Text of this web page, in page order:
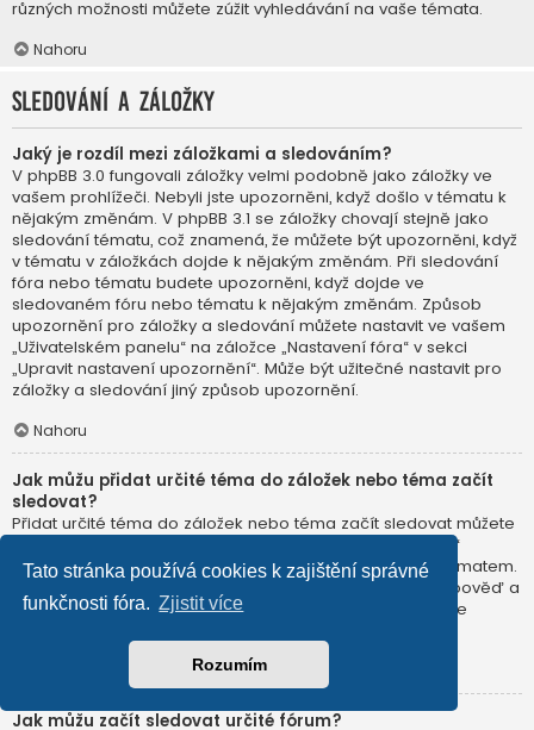
Tato stránka používá cookies k zajištění správné
funkčnosti fóra. Zjistit více
Rozumím
různých možnosti můžete zúžit vyhledávání na vaše témata.
Nahoru
Sledování a záložky
Jaký je rozdíl mezi záložkami a sledováním?
V phpBB 3.0 fungovali záložky velmi podobně jako záložky ve
vašem prohlížeči. Nebyli jste upozorněni, když došlo v tématu k
nějakým změnám. V phpBB 3.1 se záložky chovají stejně jako
sledování tématu, což znamená, že můžete být upozorněni, když
v tématu v záložkách dojde k nějakým změnám. Při sledování
fóra nebo tématu budete upozorněni, když dojde ve
sledovaném fóru nebo tématu k nějakým změnám. Způsob
upozornění pro záložky a sledování můžete nastavit ve vašem
„Uživatelském panelu“ na záložce „Nastavení fóra“ v sekci
„Upravit nastavení upozornění“. Může být užitečné nastavit pro
záložky a sledování jiný způsob upozornění.
Nahoru
Jak můžu přidat určité téma do záložek nebo téma začít
sledovat?
Přidat určité téma do záložek nebo téma začít sledovat můžete
kliknutím na příslušný odkaz v nabídce „Nástroje tématu“
(obvykle má ikonu klíče), která se nachází nad a pod tématem.
Pro sledování tématu můžete také poslat do tématu odpověď a
přitom zatrhnout políčko „Upozornit mě, když někdo pošle
Jak můžu začít sledovat určité fórum?